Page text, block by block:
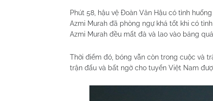
Phút 58, hậu vệ Đoàn Văn Hậu có tình
Azmi Murah đã phòng ngự khá tốt khi có
Azmi Murah đều mất đà và lao vào bảng
Thời điểm đó, bóng vẫn còn trong cuộc và
trận đấu và bất ngờ cho tuyển Việt Nam